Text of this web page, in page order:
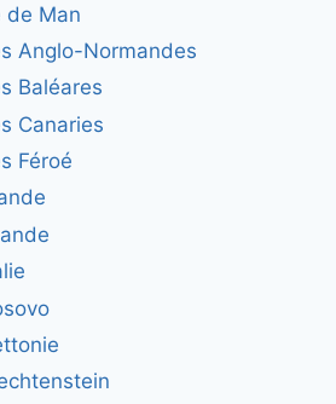
de Man
Anglo-Normandes
Baléares
Canaries
Féroé